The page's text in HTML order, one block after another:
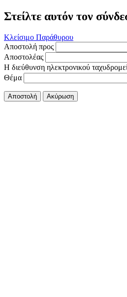
Στείλτε αυτόν τον
Κλείσιμο Παράθυρου
Αποστολή προς
Αποστολέας
Η διεύθυνση ηλεκτρονικού
Θέμα
Αποστολή Ακύρωση